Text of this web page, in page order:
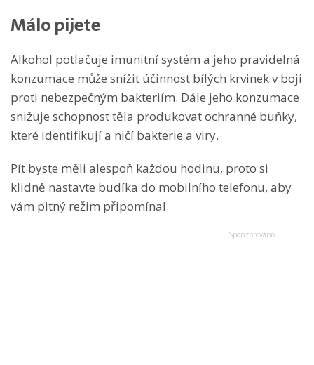
Málo pijete
Alkohol potlačuje imunitní systém a jeho pravidelná
konzumace může snížit účinnost bílých krvinek v boji
proti nebezpečným bakteriím. Dále jeho konzumace
snižuje schopnost těla produkovat ochranné buňky,
které identifikují a ničí bakterie a viry.
Pít byste měli alespoň každou hodinu, proto si
klidně nastavte budíka do mobilního telefonu, aby
vám pitný režim připomínal.